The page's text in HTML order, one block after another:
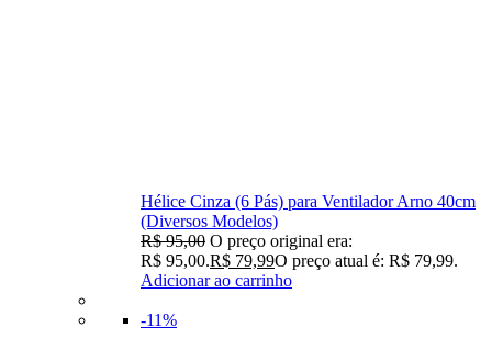
Hélice Cinza (6 Pás) para Ventilador Arno 40cm
(Diversos Modelos)
R$95,00 O preço original era:
R$ 95,00.R$ 79,99O preço atual é: R$ 79,99.
Adicionar ao carrinho
-11%